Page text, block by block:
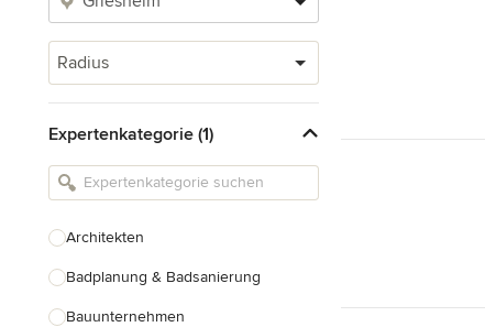
Radius
Expertenkategorie (1)
Architekten
Badplanung & Badsanierung
Bauunternehmen